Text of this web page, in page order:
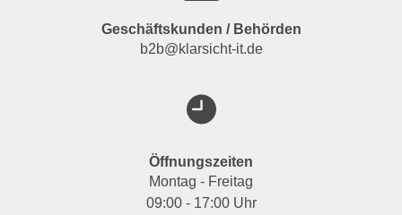
Geschäftskunden / Behörden
b2b@klarsicht-it.de
Öffnungszeiten
Montag - Freitag
09:00 - 17:00 Uhr